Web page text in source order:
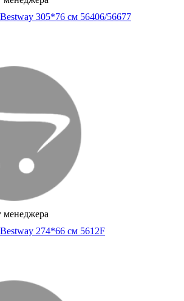
305*76 см 56406/56677
менеджера
274*66 см 5612F